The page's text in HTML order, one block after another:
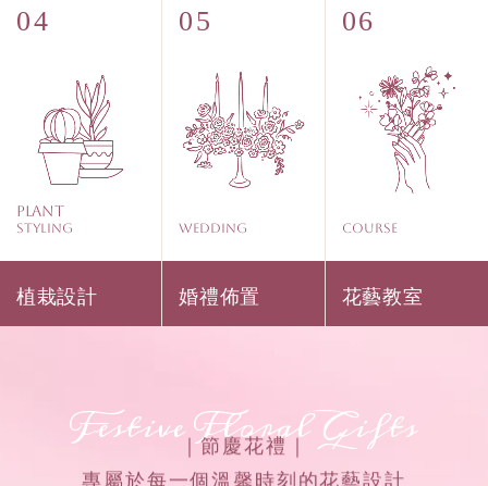
Plant
Styling
植栽設計
WEDDING
婚禮佈置
COURSE
花藝教室
Festive Floral Gifts
｜節慶花禮｜
專屬於每一個溫馨時刻的花藝設計